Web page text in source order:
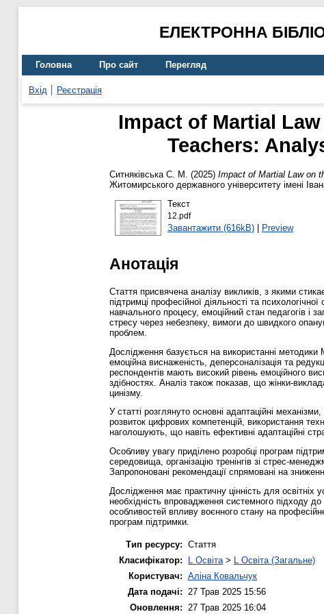
ЕЛЕКТРОННА
Головна Про сайт Перегляд
Вхід Реєстрація
Impact of Martial
Teachers:
Ситняківська С. М. (2025) Impact of Martial Law on
Житомирського державного університету імені
Текст
12.pdf
Завантажити (616kB)| Preview
Анотація
Стаття присвячена аналізу викликів, з якими
підтримці професійної діяльності та
навчального процесу, емоційний стан педагогів і
стресу через небезпеку, вимоги до швидкого
проблем.
Дослідження базується на використанні
емоційна виснаженість, деперсоналізація та
респондентів мають високий рівень емоційного
здібностях. Аналіз також показав, що жінки-
цинізму.
У статті розглянуто основні адаптаційні
розвиток цифрових компетенцій, використання
наголошують, що навіть ефективні адаптаційні
Особливу увагу приділено розробці програм
середовища, організацію тренінгів зі стрес-
Запропоновані рекомендації спрямовані на
Дослідження має практичну цінність для
необхідність впровадження системного підходу
особливостей впливу воєнного стану на
програм підтримки.
Тип ресурсу: Стаття
Класифікатор:
L Освіта >
L Освіта (Загальне)
Користувач: Аліна Ковальчук
Дата подачі:
27 Трав 2025 15:56
Оновлення:
27 Трав 2025 16:04